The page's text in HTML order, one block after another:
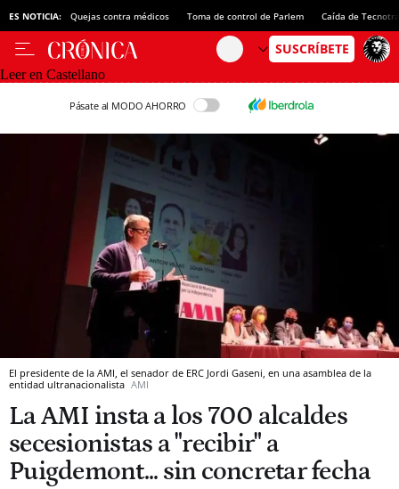
ES NOTICIA: Quejas contra médicos Toma de control de Parlem Caída de
Leer en Castellano
Pásate al MODO AHORRO
El presidente de la AMI, el senador de ERC Jordi Gaseni, en una asamblea de la
entidad ultranacionalista AMI
La AMI insta a los 700 alcaldes
secesionistas a "recibir" a
Puigdemont... sin concretar fecha